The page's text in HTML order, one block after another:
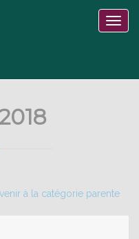
à la catégorie parente